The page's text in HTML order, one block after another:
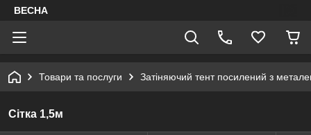
ВЕСНА
Товари та послуги Затіняючий тент посилений з
Сітка 1,5м